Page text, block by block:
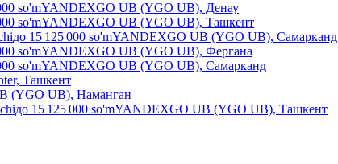
so'mYANDEXGO UB (YGO UB), Денау
so'mYANDEXGO UB (YGO UB), Ташкент
до 15 125 000 so'mYANDEXGO UB (YGO UB), Самарканд
so'mYANDEXGO UB (YGO UB), Фергана
so'mYANDEXGO UB (YGO UB), Самарканд
Ташкент
(YGO UB), Наманган
до 15 125 000 so'mYANDEXGO UB (YGO UB), Ташкент